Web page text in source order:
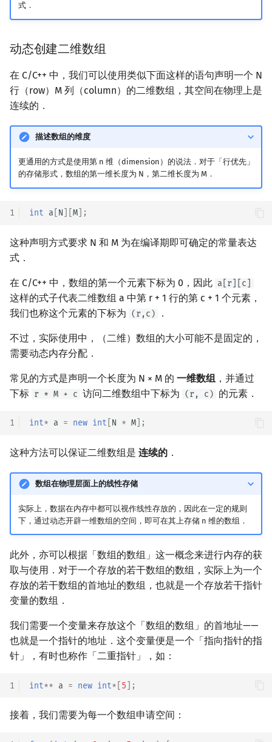
式．
动态创建二维数组
在 C/C++ 中，我们可以使用类似下面这样的语句声明一个 N
行（row）M 列（column）的二维数组，其空间在物理上是
连续的．
描述数组的维度
更通用的方式是使用第 n 维（dimension）的说法．对于「行优先」
的存储形式，数组的第一维长度为 N，第二维长度为 M．
1 int a N M ];
这种声明方式要求 N 和 M 为在编译期即可确定的常量表达
式．
在 C/C++ 中，数组的第一个元素下标为 0，因此 a[r][c]
这样的式子代表二维数组 a 中第 r + 1 行的第 c + 1 个元素，
我们也称这个元素的下标为 (r,c) ．
不过，实际使用中，（二维）数组的大小可能不是固定的，
需要动态内存分配．
常见的方式是声明一个长度为 N × M 的 一维数组 ，并通过
下标 r * M + c 访问二维数组中下标为 (r, c) 的元素．
1 int* a = new int N * M ];
这种方法可以保证二维数组是 连续的 ．
数组在物理层面上的线性存储
实际上，数据在内存中都可以视作线性存放的，因此在一定的规则
下，通过动态开辟一维数组的空间，即可在其上存储 n 维的数组．
此外，亦可以根据「数组的数组」这一概念来进行内存的获
取与使用．对于一个存放的若干数组的数组，实际上为一个
存放的若干数组的首地址的数组，也就是一个存放若干指针
变量的数组．
我们需要一个变量来存放这个「数组的数组」的首地址——
也就是一个指针的地址．这个变量便是一个「指向指针的指
针」，有时也称作「二重指针」，如：
1 int** a = new int* 5 ];
接着，我们需要为每一个数组申请空间：